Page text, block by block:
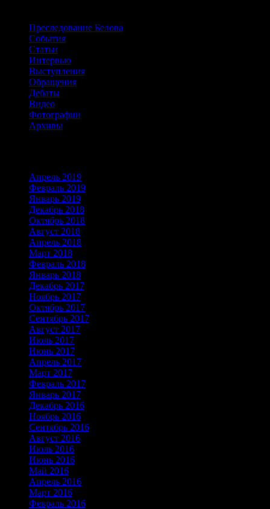
Преследование Белова
События
Статьи
Интервью
Выступления
Обращения
Дебаты
Видео
Фотографии
Архивы
Апрель 2019
Февраль 2019
Январь 2019
Декабрь 2018
Октябрь 2018
Август 2018
Апрель 2018
Март 2018
Февраль 2018
Январь 2018
Декабрь 2017
Ноябрь 2017
Октябрь 2017
Сентябрь 2017
Август 2017
Июль 2017
Июнь 2017
Апрель 2017
Март 2017
Февраль 2017
Январь 2017
Декабрь 2016
Ноябрь 2016
Сентябрь 2016
Август 2016
Июль 2016
Июнь 2016
Май 2016
Апрель 2016
Март 2016
Февраль 2016